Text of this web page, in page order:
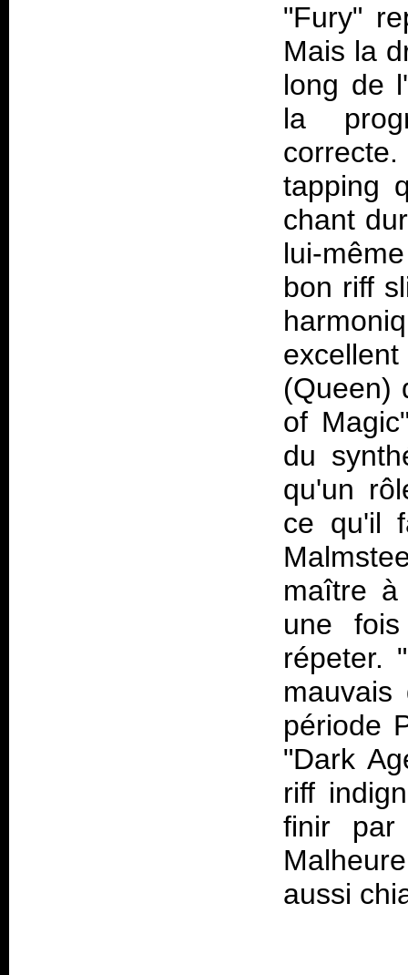
"Fury"
Mais la
long de
la
tapping
chant
lui-
bon riff
(Queen)
of
du
qu'un
ce qu'il
maître
une
répeter.
période
"Dark
riff
finir par